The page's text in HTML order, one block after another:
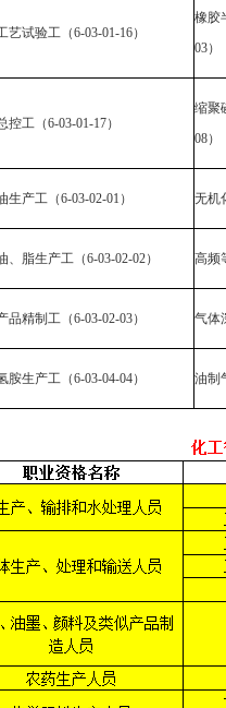
艺试验工（6-03-01-16）
橡胶
03）
控工（6-03-01-17）
缩聚
08）
生产工（6-03-02-01 ） 无机
、脂生产工（6-03-02-02） 高频
品精制工（6-03-02-03） 气体
胺生产工（6-03-04-04） 油制